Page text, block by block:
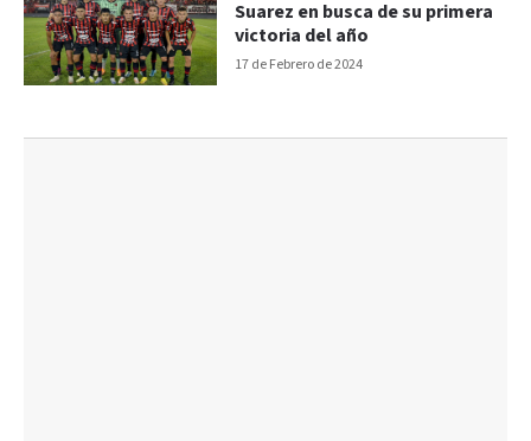
17 de Febrero de 2024
Suarez en busca de su primera
victoria del año